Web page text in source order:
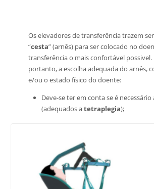
Os elevadores de transferência trazem
“cesta” (arnês) para ser colocado no
transferência o mais confortável
portanto, a escolha adequada do arnês,
e/ou o estado físico do doente:
Deve-se ter em conta se é
(adequados atetraplegia);